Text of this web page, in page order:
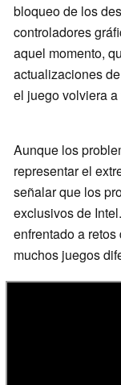
bloqueo de los
controladores
aquel momento,
actualizaciones
el juego volviera a
Aunque los
representar el
señalar que los
exclusivos de
enfrentado a
muchos juegos